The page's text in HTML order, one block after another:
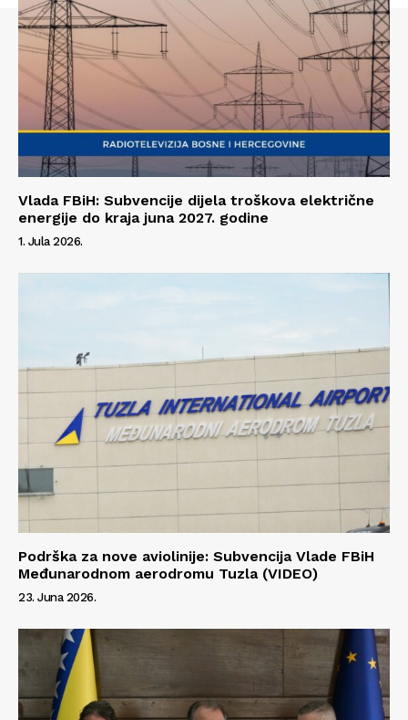
Kontakt
Vlada FBiH: Subvencije dijela troškova električne
energije do kraja juna 2027. godine
1. Jula 2026.
Podrška za nove aviolinije: Subvencija Vlade FBiH
Međunarodnom aerodromu Tuzla (VIDEO)
23. Juna 2026.